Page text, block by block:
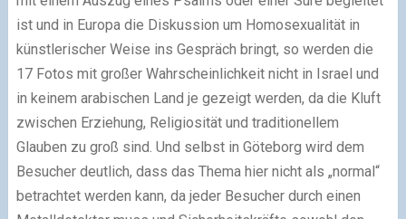
ist und in Europa die Diskussion um Homosexualität in
künstlerischer Weise ins Gespräch bringt, so werden die
17 Fotos mit großer Wahrscheinlichkeit nicht in Israel und
in keinem arabischen Land je gezeigt werden, da die Kluft
zwischen Erziehung, Religiosität und traditionellem
Glauben zu groß sind. Und selbst in Göteborg wird dem
Besucher deutlich, dass das Thema hier nicht als „normal“
betrachtet werden kann, da jeder Besucher durch einen